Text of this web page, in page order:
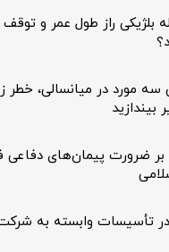
۱۵ ساله بلژیکی راز طول عمر و
بیندازید
ضرورت پیمان‌های دفاعی
تأسیسات وابسته به شرکت